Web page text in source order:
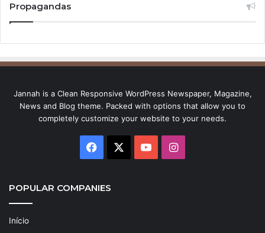
Propagandas
Jannah is a Clean Responsive WordPress Newspaper, Magazine,
News and Blog theme. Packed with options that allow you to
completely customize your website to your needs.
Facebook YouTubeInstagram
POPULAR COMPANIES
Início